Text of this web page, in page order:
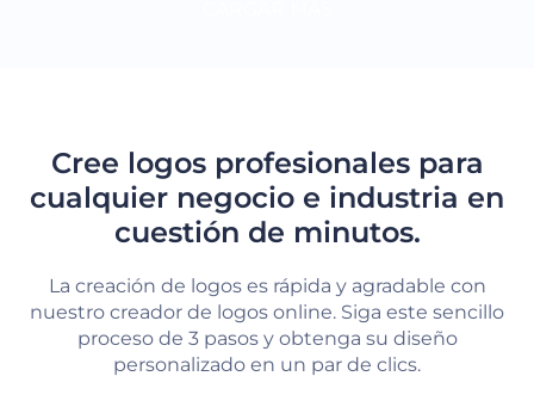
Cree logos profesionales para
cualquier negocio e industria en
cuestión de minutos.
La creación de logos es rápida y agradable con
nuestro creador de logos online. Siga este sencillo
proceso de 3 pasos y obtenga su diseño
personalizado en un par de clics.